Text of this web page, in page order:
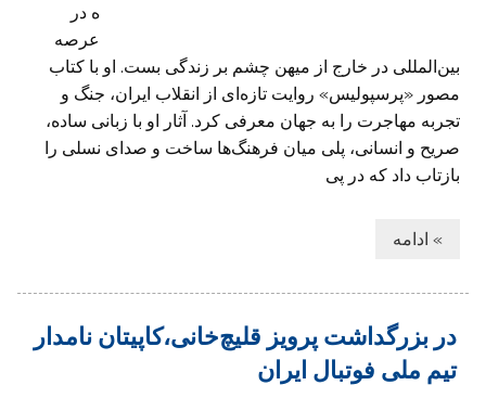
ه در
عرصه
بین‌المللی در خارج از میهن چشم بر زندگی بست. او با کتاب
مصور «پرسپولیس» روایت تازه‌ای از انقلاب ایران، جنگ و
تجربه مهاجرت را به جهان معرفی کرد. آثار او با زبانی ساده،
صریح و انسانی، پلی میان فرهنگ‌ها ساخت و صدای نسلی را
بازتاب داد که در پی
» ادامه
در بزرگداشت پرویز قلیچ‌خانی،کاپیتان نامدار
تیم ملی فوتبال ایران